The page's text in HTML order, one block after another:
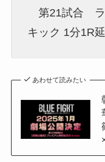
第21試合 ラ
キック 1分1R
あわせて読みたい